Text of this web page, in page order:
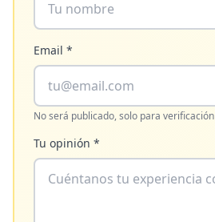
Email *
No será publicado, solo para verificación
Tu opinión *